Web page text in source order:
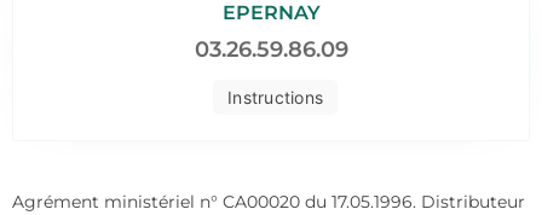
Instructions
EPERNAY
03.26.59.86.09
Agrément ministériel n° CA00020 du 17.05.1996. Distributeur